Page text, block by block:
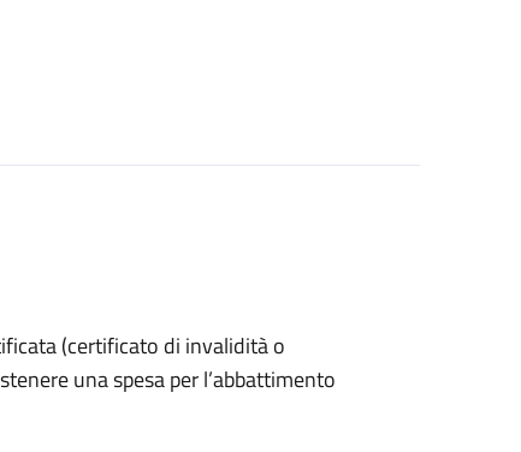
(certificato di invalidità o
una spesa per l’abbattimento